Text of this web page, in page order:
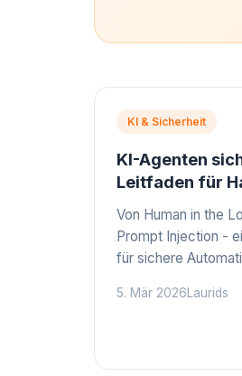
KI & Sicherheit
KI-Agenten
Leitfaden für
Von Human in the
Prompt Injection -
für sichere
5. Mär 2026 Laurids